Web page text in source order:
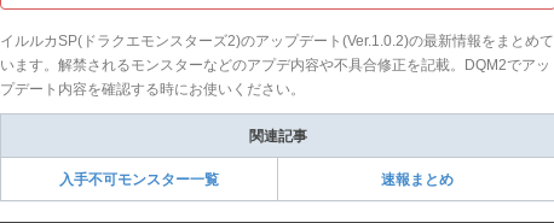
イルルカSP(ドラクエモンスターズ2)のアップデート(Ver.1.0.2)の最新情報をまとめて
います。解禁されるモンスターなどのアプデ内容や不具合修正を記載。DQM2でアッ
プデート内容を確認する時にお使いください。
関連記事
入手不可モンスター一覧 速報まとめ